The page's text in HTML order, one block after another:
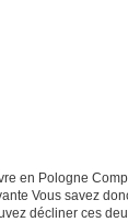
en Pologne
Vous savez
décliner ces